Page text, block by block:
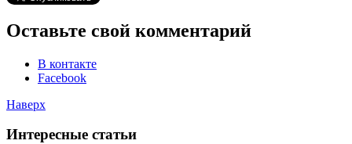
Оставьте свой комментарий
В контакте
Facebook
Наверх
Интересные статьи